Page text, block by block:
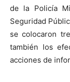
de la Policía
Seguridad
se colocaron
también los
acciones de